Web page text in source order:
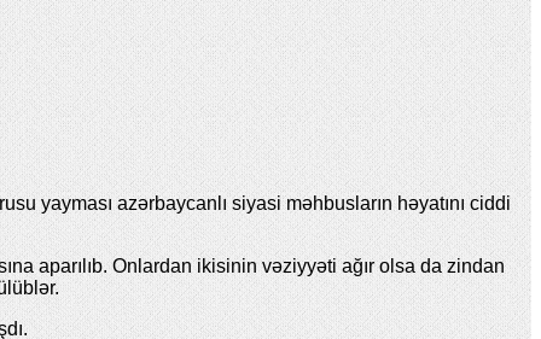
yayması azərbaycanlı siyasi məhbusların həyatını ciddi
aparılıb. Onlardan ikisinin vəziyyəti ağır olsa da zindan